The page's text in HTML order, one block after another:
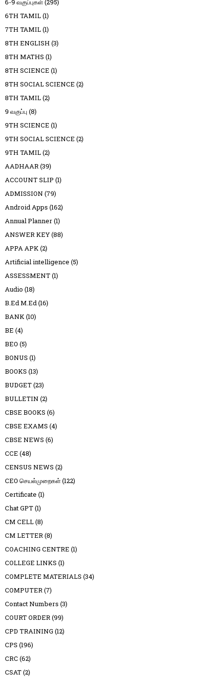
6-9 வகுப்புகள்(295)
6TH TAMIL(1)
7TH TAMIL(1)
8TH ENGLISH (3)
8TH MATHS (1)
8TH SCIENCE (1)
8TH SOCIAL SCIENCE (2)
8TH TAMIL(2)
9 வகுப்பு (8)
9TH SCIENCE (1)
9TH SOCIAL SCIENCE (2)
9TH TAMIL(2)
AADHAAR(39)
ACCOUNT SLIP (1)
ADMISSION (79)
Android Apps (162)
Annual Planner(1)
ANSWER KEY(88)
APPA APK(2)
Artificial intelligence (5)
ASSESSMENT(1)
Audio (18)
B.Ed M.Ed(16)
BANK(10)
BE (4)
BEO (5)
BONUS (1)
BOOKS (13)
BUDGET(23)
BULLETIN (2)
CBSE BOOKS (6)
CBSE EXAMS (4)
CBSE NEWS (6)
CCE (48)
CENSUS NEWS (2)
CEO செயல்முறைகள்(122)
Certificate (1)
Chat GPT(1)
CM CELL(8)
CM LETTER(8)
COACHING CENTRE (1)
COLLEGE LINKS (1)
COMPLETE MATERIALS (34)
COMPUTER(7)
Contact Numbers (3)
COURT ORDER(99)
CPD TRAINING (12)
CPS (196)
CRC (62)
CSAT(2)